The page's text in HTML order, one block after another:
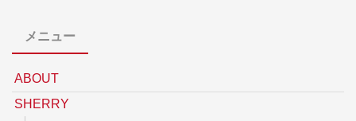
メニュー
ABOUT
SHERRY